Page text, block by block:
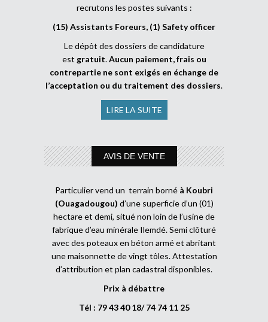
recrutons les postes suivants :
(15) Assistants Foreurs, (1) Safety officer
Le dépôt des dossiers de candidature
est gratuit.Aucun paiement, frais ou
contrepartie ne sont exigés en échange de
l’acceptation ou du traitement des dossiers.
LIRE LA SUITE
AVIS DE VENTE
Particulier vend un terrain borné à Koubri
(Ouagadougou) d’une superficie d’un (01)
hectare et demi, situé non loin de l’usine de
fabrique d’eau minérale Ilemdé. Semi clôturé
avec des poteaux en béton armé et abritant
une maisonnette de vingt tôles. Attestation
d’attribution et plan cadastral disponibles.
Prix à débattre
Tél : 79 43 40 18/ 74 74 11 25